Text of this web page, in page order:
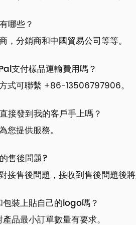
哪些？
，分銷商和中國貿易公司等等。
支付樣品運輸費用嗎？
式可聯繫 +86-13506797906。
接發到我的客戶手上嗎？
您提供服務。
售後問題?
接售後問題，接收到售後問題後將
裝上貼自己的logo嗎？
品最小訂單數量有要求。